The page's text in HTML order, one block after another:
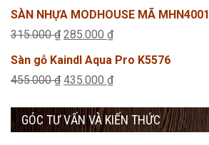
265.000 ₫.
gốc
là:
hiện
tại
455.000 ₫.
SÀN NHỰA MODHOUSE MÃ MHN4001
315.000₫ Giá
gốc
là:
285.000 ₫Giá
hiện
tại
285.000 ₫.
Sàn gỗ Kaindl Aqua Pro K5576
455.000₫ Giá
là:
435.000 ₫Giá
tại
GÓC TƯ VẤN VÀ KIẾN THỨC